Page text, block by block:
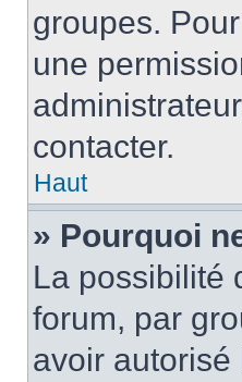
groupes.
une
contacter.
Haut
» Pourquoi
La possibilité
forum, par
avoir autorisé